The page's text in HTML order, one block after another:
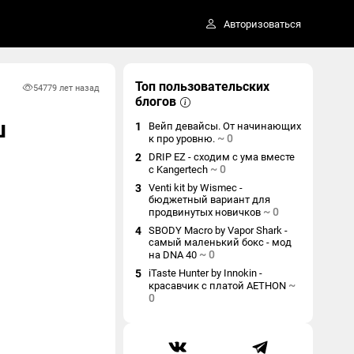
Авторизоваться
54779 лет назад
Топ пользовательских
блогов
1
Вейп девайсы. От начинающих
к про уровню. ~0
2
DRIP EZ - сходим с ума вместе
с Kangertech ~0
3 Venti kit by Wismec -
бюджетный вариант для
продвинутых новичков ~0
4 SBODY Macro by Vapor Shark -
самый маленький бокс - мод
на DNA 40 ~0
5
iTaste Hunter by Innokin -
красавчик с платой AETHON ~
0